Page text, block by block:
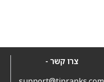
צרו קשר -